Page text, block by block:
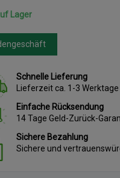
Lager
Schnelle Lieferung
Lieferzeit ca. 1-3
Einfache Rücksendung
14 Tage Geld-Zurück-
Sichere Bezahlung
Sichere und